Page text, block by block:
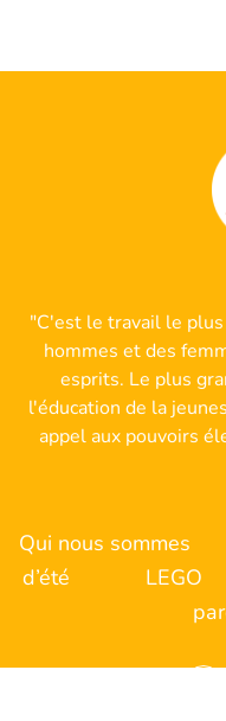
"C'est le travail le
hommes et des
esprits. Le plus
l'éducation de la
appel aux pouvoirs
Qui nous sommes
d’été
LEGO